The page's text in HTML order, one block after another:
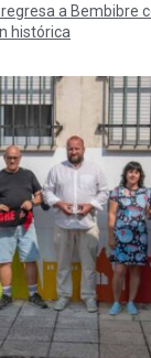
a Bembibre
histórica